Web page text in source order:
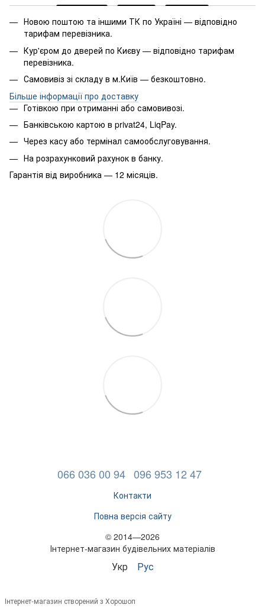
Новою поштою та іншими ТК по Україні — відповідно
тарифам перевізника.
Кур'єром до дверей по Києву — відповідно тарифам
перевізника.
Самовивіз зі складу в м.Київ — безкоштовно.
Більше інформації про доставку
Готівкою при отриманні або самовивозі.
Банківською картою в privat24, LiqPay.
Через касу або термінал самообслуговування.
На розрахунковий рахунок в банку.
Гарантія від виробника — 12 місяців.
066 036 00 94 096 953 12 47
Контакти
Повна версія сайту
© 2014—2026
Інтернет-магазин будівельних матеріалів
Укр Рус
Інтернет-магазин створений з Хорошоп